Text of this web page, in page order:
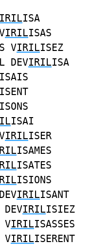
IRILISA
IRILISAS
VIRILISEZ
DEVIRILISA
ISAIS
ISENT
ISONS
ISAI
IRILISER
ISAMES
ISATES
ISIONS
IRILISANT
DEVIRILISIEZ
VIRILISASSES
VIRILISERENT